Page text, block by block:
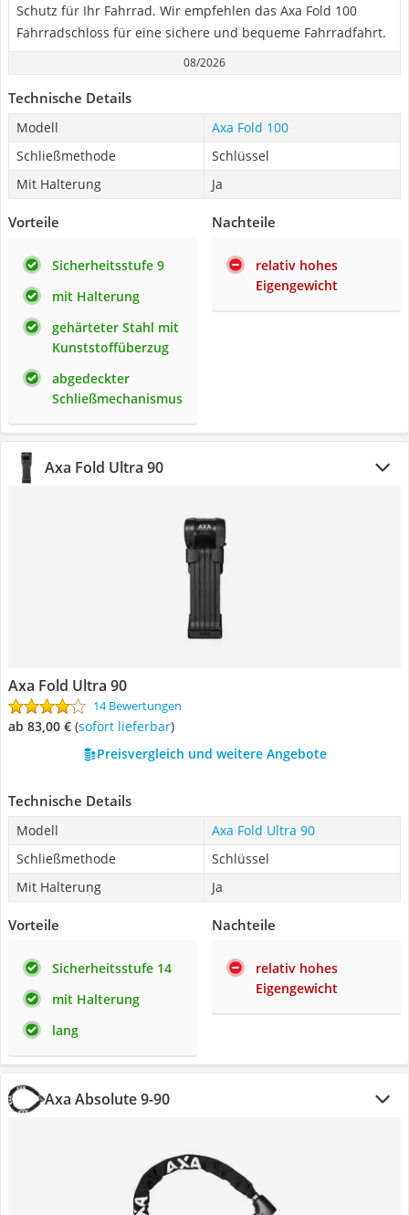
Schutz für Ihr Fahrrad. Wir empfehlen das Axa Fold 100
Fahrradschloss für eine sichere und bequeme Fahrradfahrt.
08/2026
Technische Details
Modell
Axa Fold 100
Schließmethode
Schlüssel
Mit Halterung
Ja
Vorteile
Sicherheitsstufe 9
mit Halterung
gehärteter Stahl mit
Kunststoffüberzug
abgedeckter
Schließmechanismus
Nachteile
relativ hohes
Eigengewicht
Axa Fold Ultra 90
Axa Fold Ultra 90
14 Bewertungen
ab 83,00 € ( Sofort lieferbar)
Preisvergleich und weitere Angebote
Technische Details
Modell
Axa Fold Ultra 90
Schließmethode
Schlüssel
Mit Halterung
Ja
Vorteile
Sicherheitsstufe 14
mit Halterung
lang
Nachteile
relativ hohes
Eigengewicht
Axa Absolute 9-90